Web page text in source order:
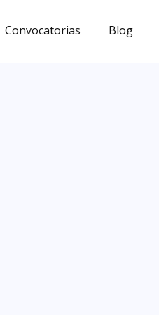
Convocatorias Blog